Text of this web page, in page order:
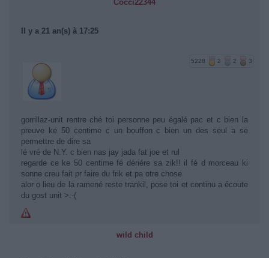
Cocci22344
Il y a 21 an(s) à 17:25
5228 2 2 3
gorrillaz-unit rentre ché toi personne peu égalé pac et c bien la
preuve ke 50 centime c un bouffon c bien un des seul a se
permettre de dire sa
lé vré de N.Y. c bien nas jay jada fat joe et rul
regarde ce ke 50 centime fé dériére sa zik!! il fé d morceau ki
sonne creu fait pr faire du frik et pa otre chose
alor o lieu de la ramené reste trankil, pose toi et continu a écoute
du gost unit >:-(
wild child